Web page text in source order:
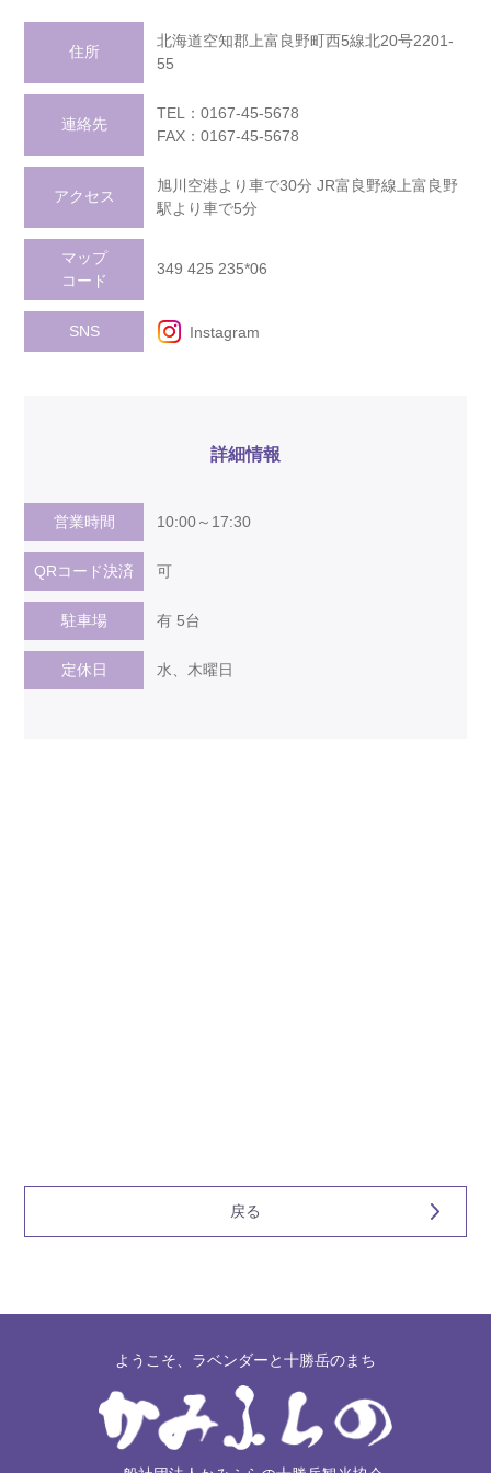
住所
北海道空知郡上富良野町西5線北20号2201-
55
連絡先
TEL：0167-45-5678
FAX：0167-45-5678
アクセス
旭川空港より車で30分 JR富良野線上富良野
駅より車で5分
マップ
コード
349 425 235*06
SNS Instagram
詳細情報
営業時間 10:00～17:30
QRコード決済 可
駐車場 有 5台
定休日 水、木曜日
戻る
ようこそ、ラベンダーと十勝岳のまち